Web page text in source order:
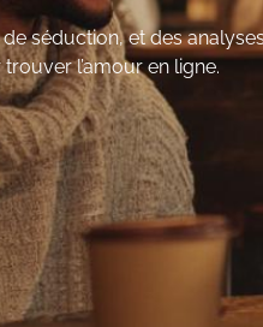
séduction, et des analyses
l’amour en ligne.